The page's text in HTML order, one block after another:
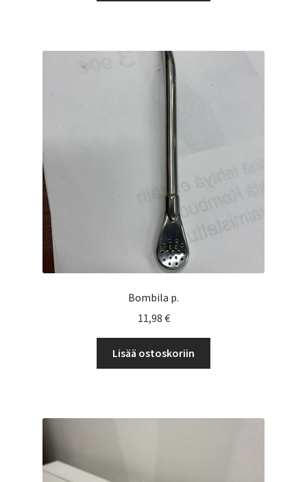
Bombila p.
11,98 €
Lisää ostoskoriin